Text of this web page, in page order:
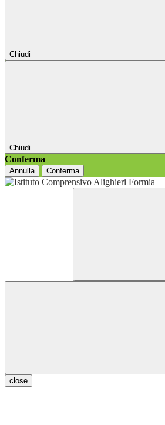
Chiudi
Chiudi
Conferma
Annulla Conferma
close